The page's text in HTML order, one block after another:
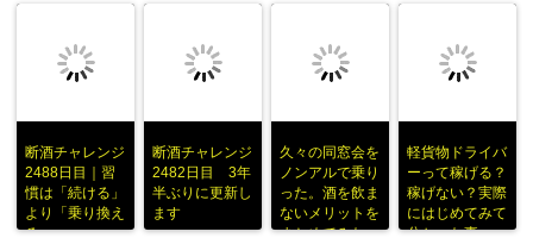
断酒チャレンジ
2488日目｜習
慣は「続ける」
より「乗り換え
る」
断酒チャレンジ
2482日目 3年
半ぶりに更新し
ます
久々の同窓会を
ノンアルで乗り
った。酒を飲ま
ないメリットを
まとめてみた
軽貨物ドライバ
ーって稼げる？
稼げない？実際
にはじめてみて
分かった事